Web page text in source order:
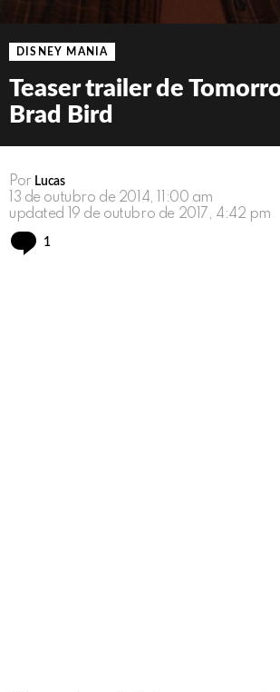
DISNEY MANIA
Teaser trailer de
Brad Bird
Por Lucas
13 de outubro de 2014, 11:00 am
updated
19 de outubro de 2017, 4:42 pm
1